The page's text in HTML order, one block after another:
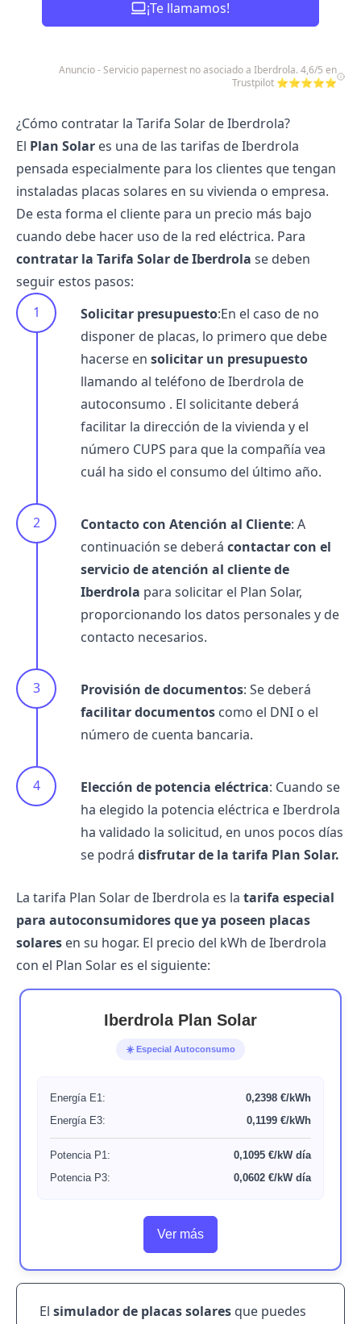
¡Te llamamos!
Anuncio - Servicio papernest no asociado a Iberdrola. 4,6/5 en
Trustpilot ⭐⭐⭐⭐⭐
¿Cómo contratar la Tarifa Solar de Iberdrola?
El Plan Solar es una de las tarifas de Iberdrola
pensada especialmente para los clientes que tengan
instaladas placas solares en su vivienda o empresa.
De esta forma el cliente para un precio más bajo
cuando debe hacer uso de la red eléctrica. Para
contratar la Tarifa Solar de Iberdrola se deben
seguir estos pasos:
Solicitar presupuesto:En el caso de no
disponer de placas, lo primero que debe
hacerse en solicitar un presupuesto
llamando al teléfono de Iberdrola de
autoconsumo . El solicitante deberá
facilitar la dirección de la vivienda y el
número CUPS para que la compañía vea
cuál ha sido el consumo del último año.
Contacto con Atención al Cliente: A
continuación se deberá contactar con el
servicio deatención al cliente de
Iberdrola para solicitar el Plan Solar,
proporcionando los datos personales y de
contacto necesarios.
Provisión de documentos: Se deberá
facilitar documentos como el DNI o el
número de cuenta bancaria.
Elección de potencia eléctrica: Cuando se
ha elegido la potencia eléctrica e Iberdrola
ha validado la solicitud, en unos pocos días
se podrá disfrutar de la tarifa Plan Solar.
La tarifa Plan Solar de Iberdrola es la tarifa especial
para autoconsumidores que ya poseen placas
solares en su hogar. El precio del kWh de Iberdrola
con el Plan Solar es el siguiente:
Iberdrola Plan Solar
☀️ Especial Autoconsumo
Energía E1:
0,2398 €/kWh
Energía E3:
0,1199 €/kWh
Potencia P1:
0,1095 €/kW día
Potencia P3:
0,0602 €/kW día
Ver más
El simulador de placas solares que puedes